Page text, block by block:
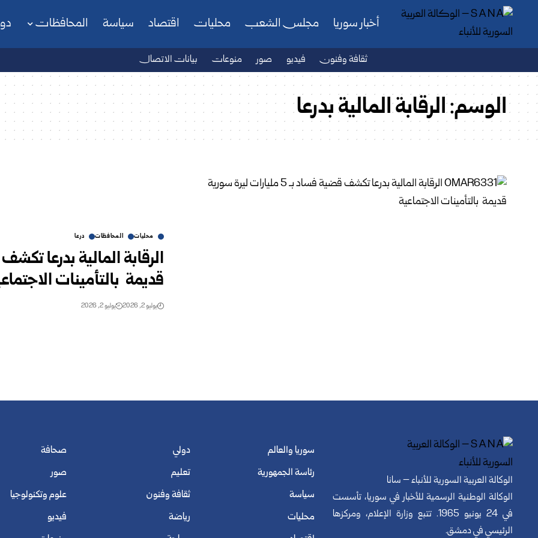
أخبار سوريا مجلس الشعب محليات اقتصاد سياسة المحافظات
ثقافة وفنون فيديو صور منوعات بيانات الاتصال
الوسم:الرقابة المالية بدرعا
محليات المحافظات درعا
قديمة ‏ ‏بالتأمينات
يوليو 2, 2026 يوليو 2, 2026
الوكالة العربية السورية للأنباء – سانا
الوكالة الوطنية الرسمية للأخبار في سوريا، تأسست
في 24 يونيو 1965. تتبع وزارة الإعلام، ومركزها
الرئيسي في دمشق.
سوريا والعالم
رئاسة الجمهورية
سياسة
محليات
دولي
تعليم
ثقافة وفنون
رياضة
صحافة
صور
علوم وتكنولوجيا
فيديو